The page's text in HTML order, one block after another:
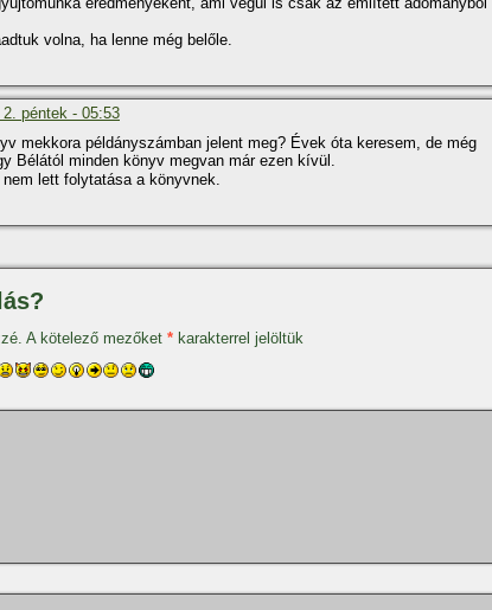
volna, ha lenne még belőle.
péntek - 05:53
mekkora példányszámban jelent meg? Évek óta keresem, de még
Bélától minden könyv megvan már ezen kí­vül.
lett folytatása a könyvnek.
A kötelező mezőket * karakterrel jelöltük